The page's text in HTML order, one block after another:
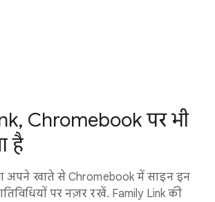
Chromebook पर भी
है
खाते से Chromebook में साइन इन
पर नज़र रखें. Family Link की